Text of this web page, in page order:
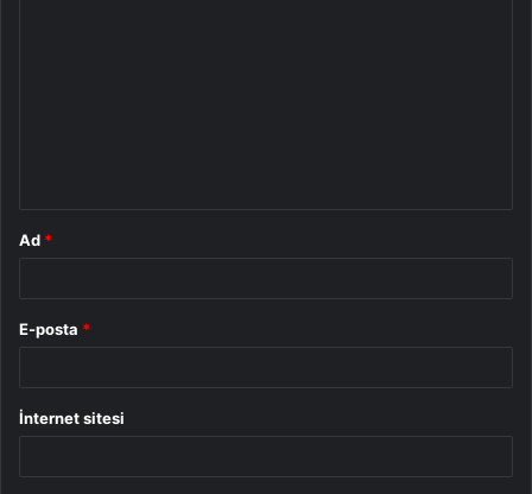
Ad *
E-posta *
İnternet sitesi